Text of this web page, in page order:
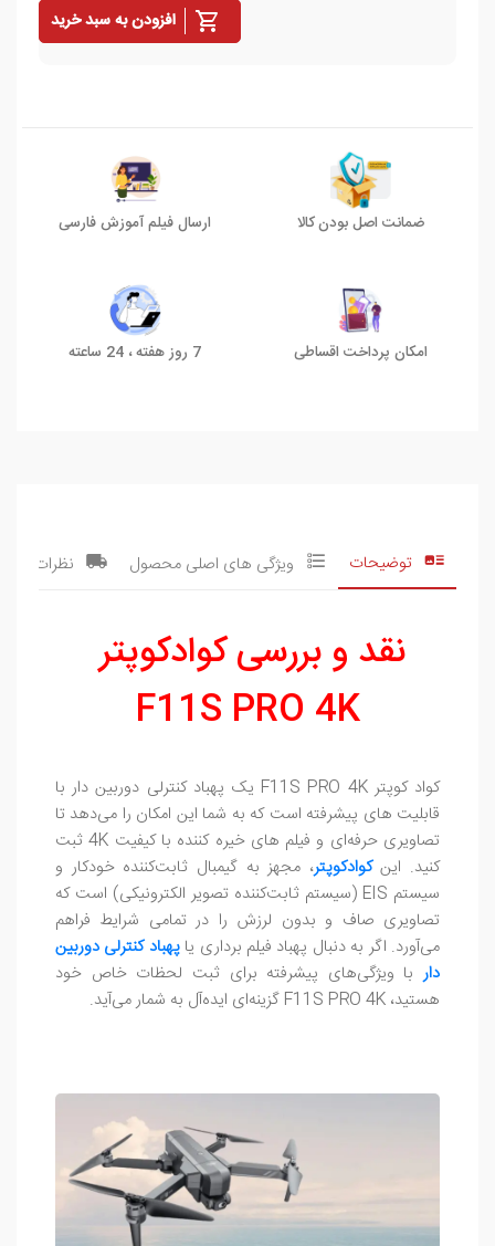
افزودن به سبد خرید
ضمانت اصل بودن کالا ارسال فیلم آموزش فارسی
امکان پرداخت اقساطی 7 روز هفته ، 24 ساعته
توضیحات ویژگی های اصلی محصول نظرات
نقد و بررسی کوادکوپتر
F11S PRO 4K
کواد کوپتر F11S PRO 4K یک پهباد کنترلی دوربین دار با
قابلیت‌ های پیشرفته است که به شما این امکان را می‌دهد تا
تصاویری حرفه‌ای و فیلم‌ های خیره‌ کننده با کیفیت 4K ثبت
کنید. اینکوادکوپتر، مجهز به گیمبال ثابت‌کننده خودکار و
سیستم EIS (سیستم ثابت‌کننده تصویر الکترونیکی) است که
تصاویری صاف و بدون لرزش را در تمامی شرایط فراهم
می‌آورد. اگر به دنبال پهباد فیلم برداری یاپهباد کنترلی دوربین
داربا ویژگی‌های پیشرفته برای ثبت لحظات خاص خود
هستید، F11S PRO 4K گزینه‌ای ایده‌آل به شمار می‌آید.